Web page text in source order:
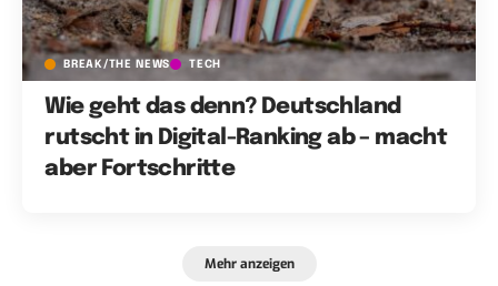
BREAK/THE NEWS TECH
Wie geht das denn? Deutschland
rutscht in Digital-Ranking ab – macht
aber Fortschritte
Mehr anzeigen